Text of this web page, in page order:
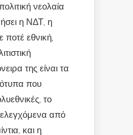
νεολαία
η ΝΔΤ, η
ποτέ εθνική,
της είναι τα
που
το
από
και η